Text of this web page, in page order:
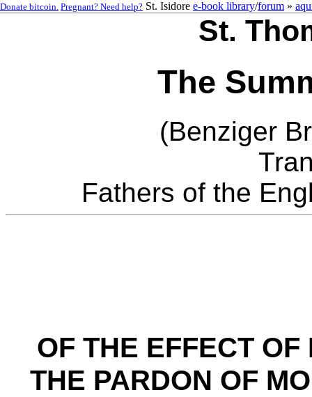
St.
The
(Benziger
Fathers of the
OF THE EFFECT
THE PARDON OF
Donate bitcoin. Pregnant? Need help? St. Isidore e-book library/forum »